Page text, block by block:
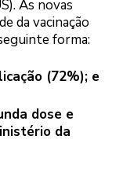
As novas
da vacinação
forma:
(72%); e
dose e
da